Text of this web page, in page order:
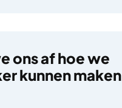
ons af hoe we
kunnen maken